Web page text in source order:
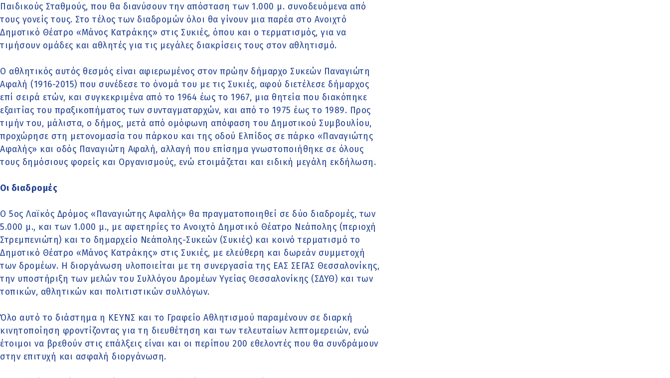
Παιδικούς Σταθμούς, που θα διανύσουν την απόσταση των 1.000 μ. συνοδευόμενα από
τους γονείς τους. Στο τέλος των διαδρομών όλοι θα γίνουν μια παρέα στο Ανοιχτό
Δημοτικό Θέατρο «Μάνος Κατράκης» στις Συκιές, όπου και ο τερματισμός, για να
τιμήσουν ομάδες και αθλητές για τις μεγάλες διακρίσεις τους στον αθλητισμό.
Ο αθλητικός αυτός θεσμός είναι αφιερωμένος στον πρώην δήμαρχο Συκεών Παναγιώτη
Αφαλή (1916-2015) που συνέδεσε το όνομά του με τις Συκιές, αφού διετέλεσε δήμαρχος
επί σειρά ετών, και συγκεκριμένα από το 1964 έως το 1967, μια θητεία που διακόπηκε
εξαιτίας του πραξικοπήματος των συνταγματαρχών, και από το 1975 έως το 1989. Προς
τιμήν του, μάλιστα, ο δήμος, μετά από ομόφωνη απόφαση του Δημοτικού Συμβουλίου,
προχώρησε στη μετονομασία του πάρκου και της οδού Ελπίδος σε πάρκο «Παναγιώτης
Αφαλής» και οδός Παναγιώτη Αφαλή, αλλαγή που επίσημα γνωστοποιήθηκε σε όλους
τους δημόσιους φορείς και Οργανισμούς, ενώ ετοιμάζεται και ειδική μεγάλη εκδήλωση.
Οι διαδρομές
Ο 5ος Λαϊκός Δρόμος «Παναγιώτης Αφαλής» θα πραγματοποιηθεί σε δύο διαδρομές, των
5.000 μ., και των 1.000 μ., με αφετηρίες το Ανοιχτό Δημοτικό Θέατρο Νεάπολης (περιοχή
Στρεμπενιώτη) και το δημαρχείο Νεάπολης-Συκεών (Συκιές) και κοινό τερματισμό το
Δημοτικό Θέατρο «Μάνος Κατράκης» στις Συκιές, με ελεύθερη και δωρεάν συμμετοχή
των δρομέων. Η διοργάνωση υλοποιείται με τη συνεργασία της ΕΑΣ ΣΕΓΑΣ Θεσσαλονίκης,
την υποστήριξη των μελών του Συλλόγου Δρομέων Υγείας Θεσσαλονίκης (ΣΔΥΘ) και των
τοπικών, αθλητικών και πολιτιστικών συλλόγων.
Όλο αυτό το διάστημα η ΚΕΥΝΣ και το Γραφείο Αθλητισμού παραμένουν σε διαρκή
κινητοποίηση φροντίζοντας για τη διευθέτηση και των τελευταίων λεπτομερειών, ενώ
έτοιμοι να βρεθούν στις επάλξεις είναι και οι περίπου 200 εθελοντές που θα συνδράμουν
στην επιτυχή και ασφαλή διοργάνωση.